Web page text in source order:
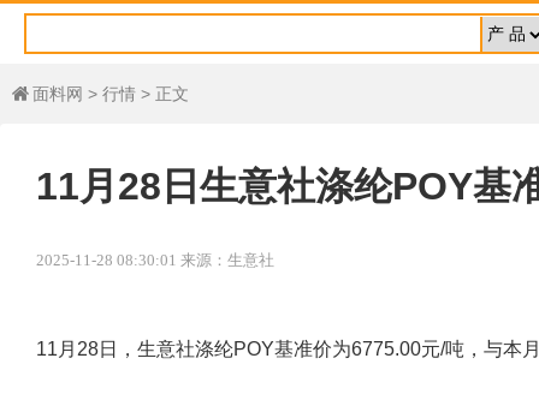
 面料网 > 行情 > 正文
11月28日生意社涤纶POY基
2025-11-28 08:30:01 来源：生意社
11月28日，生意社涤纶POY基准价为6775.00元/吨，与本